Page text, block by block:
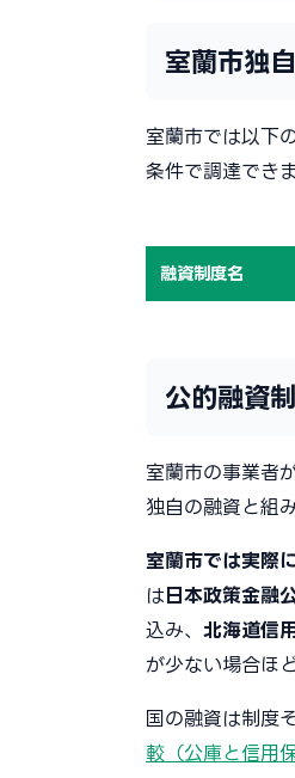
室蘭市独
室蘭市では以下
条件で調達できま
融資制度名
公的融資
室蘭市の事業者
独自の融資と組
室蘭市では実際
は 日本政策金融
込み、 北海道信
が少ない場合ほ
国の融資は制度
較（公庫と信用